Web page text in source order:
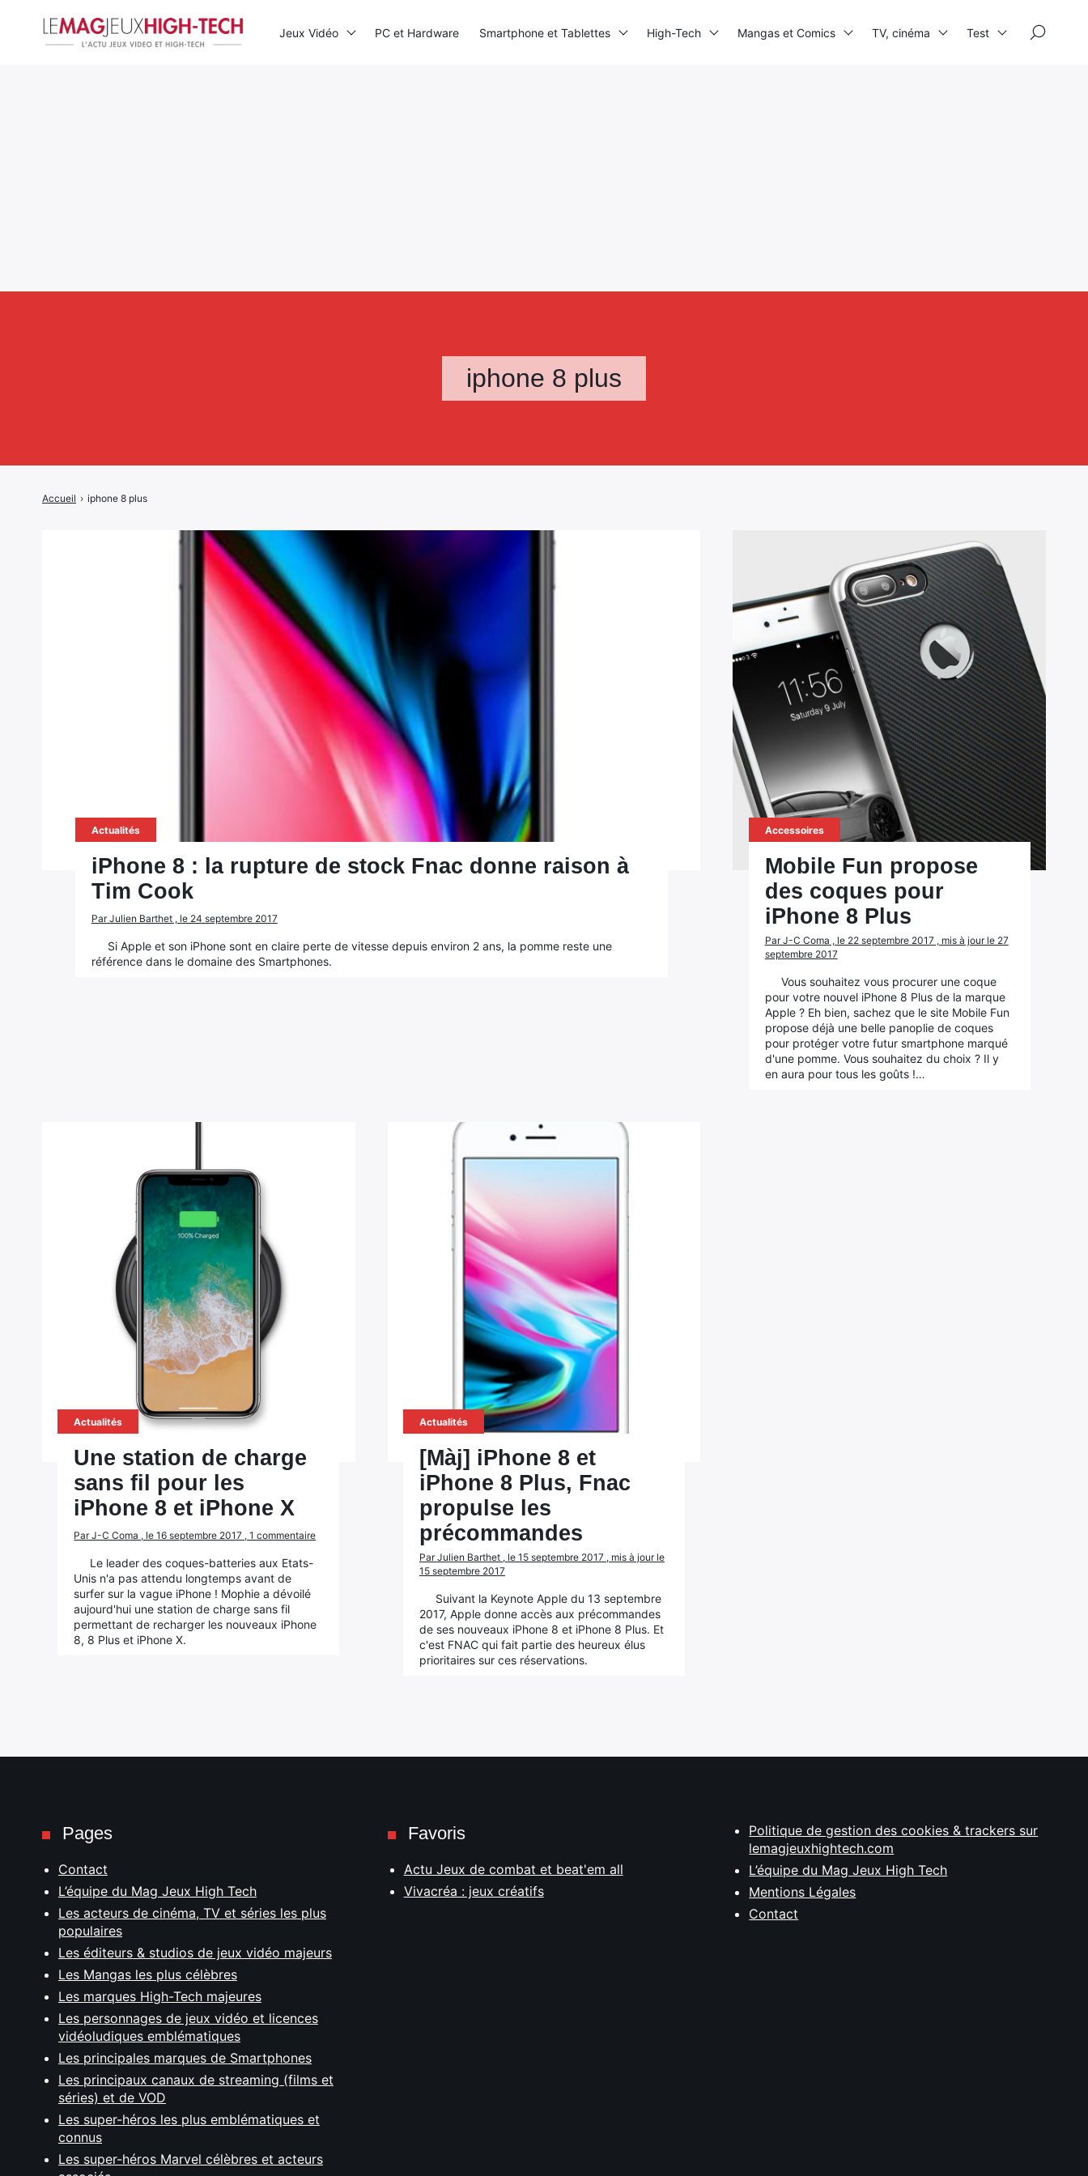
iphone 8 plus
Accueil › iphone 8 plus
Actualités
iPhone 8 : la rupture de stock Fnac donne raison à
Tim Cook
Par Julien Barthet , le 24 septembre 2017
Si Apple et son iPhone sont en claire perte de vitesse depuis environ 2 ans, la pomme reste une
référence dans le domaine des Smartphones.
Accessoires
Mobile Fun propose
des coques pour
iPhone 8 Plus
Par J-C Coma , le 22 septembre 2017 , mis à jour le 27
septembre 2017
Vous souhaitez vous procurer une coque
pour votre nouvel iPhone 8 Plus de la marque
Apple ? Eh bien, sachez que le site Mobile Fun
propose déjà une belle panoplie de coques
pour protéger votre futur smartphone marqué
d'une pomme. Vous souhaitez du choix ? Il y
en aura pour tous les goûts !…
Actualités
Une station de charge
sans fil pour les
iPhone 8 et iPhone X
Par J-C Coma , le 16 septembre 2017 , 1 commentaire
Le leader des coques-batteries aux Etats-
Unis n'a pas attendu longtemps avant de
surfer sur la vague iPhone ! Mophie a dévoilé
aujourd'hui une station de charge sans fil
permettant de recharger les nouveaux iPhone
8, 8 Plus et iPhone X.
Actualités
[Màj] iPhone 8 et
iPhone 8 Plus, Fnac
propulse les
précommandes
Par Julien Barthet , le 15 septembre 2017 , mis à jour le
15 septembre 2017
Suivant la Keynote Apple du 13 septembre
2017, Apple donne accès aux précommandes
de ses nouveaux iPhone 8 et iPhone 8 Plus. Et
c'est FNAC qui fait partie des heureux élus
prioritaires sur ces réservations.
Jeux Vidéo PC et Hardware Smartphone et Tablettes High-Tech Mangas et Comics TV, cinéma Test
Pages
Contact
L’équipe du Mag Jeux High Tech
Les acteurs de cinéma, TV et séries les plus
populaires
Les éditeurs & studios de jeux vidéo majeurs
Les Mangas les plus célèbres
Les marques High-Tech majeures
Les personnages de jeux vidéo et licences
vidéoludiques emblématiques
Les principales marques de Smartphones
Les principaux canaux de streaming (films et
séries) et de VOD
Les super-héros les plus emblématiques et
connus
Les super-héros Marvel célèbres et acteurs
Favoris
Actu Jeux de combat et beat'em all
Vivacréa : jeux créatifs
Politique de gestion des cookies & trackers sur
lemagjeuxhightech.com
L’équipe du Mag Jeux High Tech
Mentions Légales
Contact